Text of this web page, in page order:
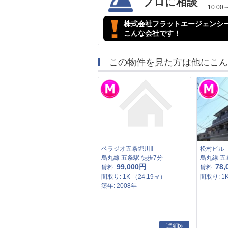
10:00
株式会社フラットエージェンシ
こんな会社です！
この物件を見た方は他にこ
ベラジオ五条堀川Ⅱ
烏丸線 五条駅 徒歩7分
賃料: 99,000円
間取り: 1K （24.19㎡）
築年: 2008年
詳細
松村ビル
烏丸線 五
賃料:
間取り: